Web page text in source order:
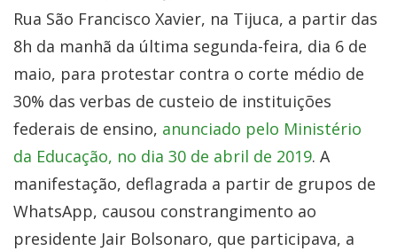
Rua São Francisco Xavier, na Tijuca, a partir das
8h da manhã da última segunda-feira, dia 6 de
maio, para protestar contra o corte médio de
30% das verbas de custeio de instituições
federais de ensino, anunciado pelo Ministério
da Educação, no dia 30 de abril de 2019. A
manifestação, deflagrada a partir de grupos de
WhatsApp, causou constrangimento ao
presidente Jair Bolsonaro, que participava, a